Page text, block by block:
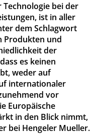
Technologie bei der
ist in aller
dem Schlagwort
Produkten und
der
es keinen
weder auf
internationaler
vor
Europäische
in den Blick nimmt,
bei Hengeler Mueller.